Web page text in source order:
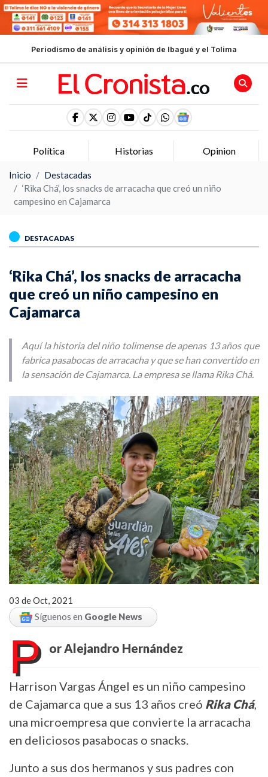
Periodismo de análisis y opinión de Ibagué y el Tolima
Política Historias Opinion
Inicio
Destacadas
‘Rika Chá’, los snacks de arracacha que creó un niño
campesino en Cajamarca
DESTACADAS
‘Rika Chá’, los snacks de arracacha
que creó un niño campesino en
Cajamarca
Aquí la historia del niño tolimense de apenas 13 años que
fabrica pasabocas de arracacha y que se han convertido en
la sensación de Cajamarca. La empresa se llama Rika Chá.
03 de Oct, 2021
Síguenos en Google News
P or Alejandro Hernández
Harrison Vargas Ángel es un niño campesino
de Cajamarca que a sus 13 años creó Rika Chá,
una microempresa que convierte la arracacha
en deliciosos pasabocas o snacks.
Junto a sus dos hermanos y sus padres con